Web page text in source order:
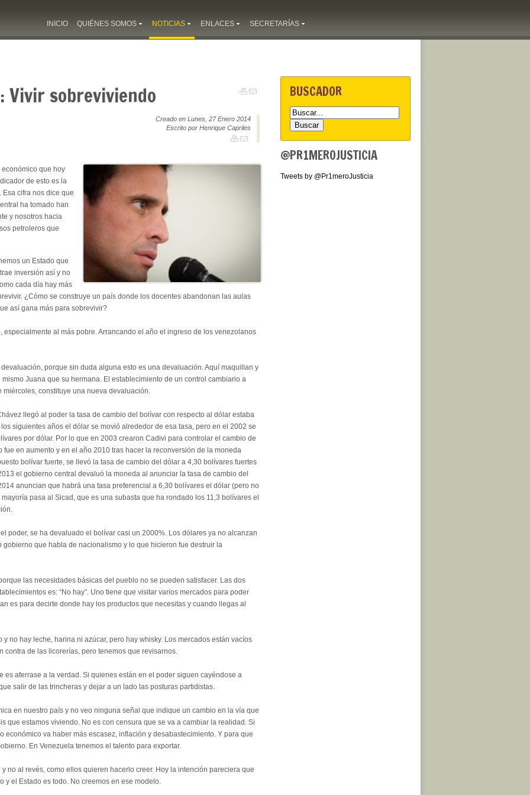
INICIO QUIÉNES SOMOS NOTICIAS ENLACES SECRETARÍAS
Vivir sobreviviendo
Creado en Lunes, 27 Enero 2014
Escrito por Henrique Capriles
que hoy
de esto es la
cifra nos dice que
ha tomado han
y nosotros hacia
petroleros que
un Estado que
inversión así y no
cada día hay más
¿Cómo se construye un país donde los docentes abandonan las aulas
así gana más para sobrevivir?
al más pobre. Arrancando el año el ingreso de los venezolanos
porque sin duda alguna esto es una devaluación. Aquí maquillan y
Juana que su hermana. El establecimiento de un control cambiario a
constituye una nueva devaluación.
llegó al poder la tasa de cambio del bolívar con respecto al dólar estaba
siguientes años el dólar se movió alrededor de esa tasa, pero en el 2002 se
por dólar. Por lo que en 2003 crearon Cadivi para controlar el cambio de
en aumento y en el año 2010 tras hacer la reconversión de la moneda
bolívar fuerte, se llevó la tasa de cambio del dólar a 4,30 bolívares fuertes
el gobierno central devaluó la moneda al anunciar la tasa de cambio del
anuncian que habrá una tasa preferencial a 6,30 bolívares el dólar (pero no
pasa al Sicad, que es una subasta que ha rondado los 11,3 bolívares el
poder, se ha devaluado el bolívar casi un 2000%. Los dólares ya no alcanzan
que habla de nacionalismo y lo que hicieron fue destruir la
las necesidades básicas del pueblo no se pueden satisfacer. Las dos
es: “No hay”. Uno tiene que visitar varios mercados para poder
es para decirte donde hay los productos que necesitas y cuando llegas al
no hay leche, harina ni azúcar, pero hay whisky. Los mercados están vacíos
de las licorerías, pero tenemos que revisarnos.
es aferrase a la verdad. Si quienes están en el poder siguen cayéndose a
salir de las trincheras y dejar a un lado las posturas partidistas.
en nuestro país y no veo ninguna señal que indique un cambio en la vía que
que estamos viviendo. No es con censura que se va a cambiar la realidad. Si
económico va haber más escasez, inflación y desabastecimiento. Y para que
En Venezuela tenemos el talento para exportar.
no al revés, como ellos quieren hacerlo creer. Hoy la intención pareciera que
y el Estado es todo. No creemos en ese modelo.
BUSCADOR
@PR1MEROJUSTICIA
Tweets by @Pr1meroJusticia